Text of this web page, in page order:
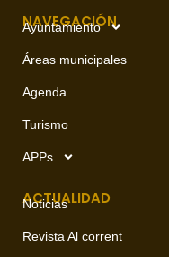
NAVEGACIÓN
Ayuntamiento
Áreas municipales
Agenda
Turismo
APPs
ACTUALIDAD
Noticias
Revista Al corrent